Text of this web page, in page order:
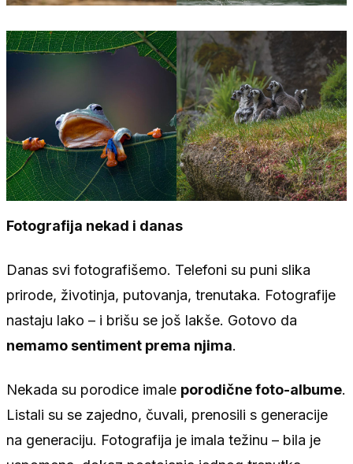
Fotografija nekad i danas
Danas svi fotografišemo. Telefoni su puni slika
prirode, životinja, putovanja, trenutaka. Fotografije
nastaju lako – i brišu se još lakše. Gotovo da
nemamo sentiment prema njima.
Nekada su porodice imale porodične foto-albume.
Listali su se zajedno, čuvali, prenosili s generacije
na generaciju. Fotografija je imala težinu – bila je